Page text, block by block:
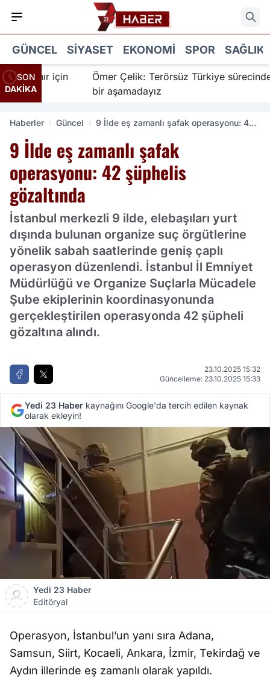
GÜNCEL SIYASET EKONOMI SPOR SAĞLIK
SON
DAKİKA
için
Ömer Çelik: Terörsüz Türkiye sürecinde
bir aşamadayız
Haberler Güncel
9 İlde eş zamanlı şafak operasyonu: 42
9 İlde eş zamanlı şafak
operasyonu: 42 şüphelis
gözaltında
İstanbul merkezli 9 ilde, elebaşıları yurt
dışında bulunan organize suç örgütlerine
yönelik sabah saatlerinde geniş çaplı
operasyon düzenlendi. İstanbul İl Emniyet
Müdürlüğü ve Organize Suçlarla Mücadele
Şube ekiplerinin koordinasyonunda
gerçekleştirilen operasyonda 42 şüpheli
gözaltına alındı.
23.10.2025 15:32
Güncelleme: 23.10.2025 15:33
Yedi 23 Haber kaynağını Google'da tercih edilen kaynak
olarak ekleyin!
Yedi 23 Haber
Editöryal
Operasyon, İstanbul’un yanı sıra Adana,
Samsun, Siirt, Kocaeli, Ankara, İzmir, Tekirdağ ve
Aydın illerinde eş zamanlı olarak yapıldı.